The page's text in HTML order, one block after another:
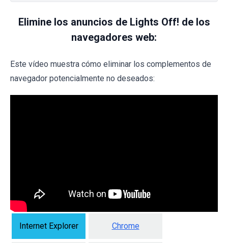
Elimine los anuncios de Lights Off! de los
navegadores web:
Este vídeo muestra cómo eliminar los complementos de
navegador potencialmente no deseados:
Internet Explorer Chrome